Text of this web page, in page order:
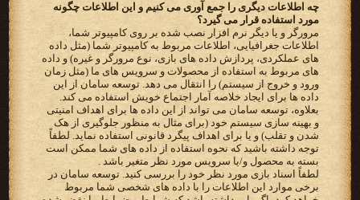
چه اطلاعات دیگری را جمع آوری می کنیم و این اطلاعات چگونه
مورد استفاده قرار می گیرد؟
مرورگر و یا دیگر نرم افزار نصب شده بر روی کامپیوتر شما،
اطلاعات جغرافیایی، اطلاعات مربوط به کامپیوتر شما (مثل داده
های عملکردی، پردازش داده های بازی، نوع مرورگر و غیره) و داده
های مربوط به استفاده از محصولات و سرویس های ما (مثل زمان
ورود و خروج از سیستم) را انتقال می دهد. توسعه سامان از این
داده ها برای ایجاد خلاصه آمار اجتماع خویش استفاده می کند.
بعلاوه، توسعه سامان می تواند از این داده ها برای اهداف امنیتی
و بهینه سازی سیستم خود (برای مثال به منظور جلوگیری از هک
شدن و تقلب) و یا برای اهداف پیگرد قانونی استفاده نماید. لطفاً
توجه داشته باشید که نحوه استفاده از داده های شما ممکن است
بسته به محصول و/یا سرویس مورد نظر متغیر باشد .
لطفاً اسناد بازی مورد نظر خود را بررسی کنید. توسعه سامان در
برخی موارد این اطلاعات را با داده های شخصی شما مربوط